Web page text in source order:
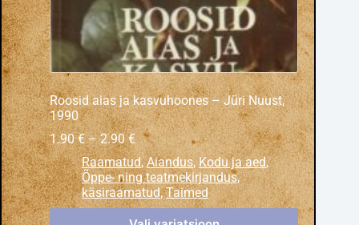
Roosid aias ja kasvuhoones – Jüri Nuust,
1990
1.90€ – 2.90€
Raamatud,Aiandus, Kodu ja aed,
Õppe- ning teatmekirjandus,
käsiraamatud,Taimed